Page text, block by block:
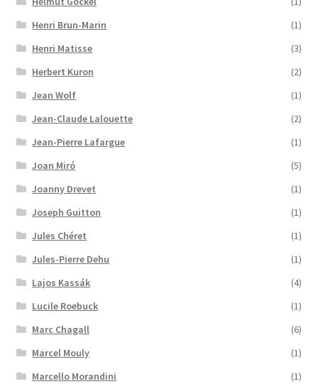
Henri Brun-Marin
(1)
Henri Matisse
(3)
Herbert Kuron
(2)
Jean Wolf
(1)
Jean-Claude Lalouette
(2)
Jean-Pierre Lafargue
(1)
Joan Miró
(5)
Joanny Drevet
(1)
Joseph Guitton
(1)
Jules Chéret
(1)
Jules-Pierre Dehu
(1)
Lajos Kassák
(4)
Lucile Roebuck
(1)
Marc Chagall
(6)
Marcel Mouly
(1)
Marcello Morandini
(1)